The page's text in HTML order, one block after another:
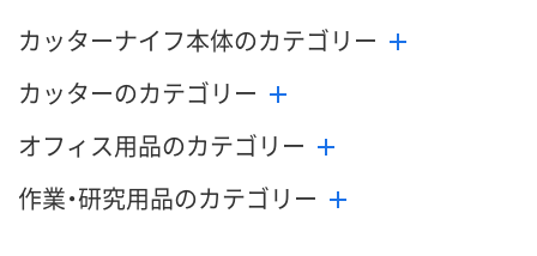
カッターナイフ本体のカテゴリー
カッターのカテゴリー
オフィス用品のカテゴリー
作業・研究用品のカテゴリー